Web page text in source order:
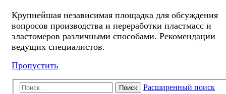
Крупнейшая независимая площадка для обсуждения
вопросов производства и переработки пластмасс и
эластомеров различными способами. Рекомендации
ведущих специалистов.
Пропустить
Поиск Расширенный поиск